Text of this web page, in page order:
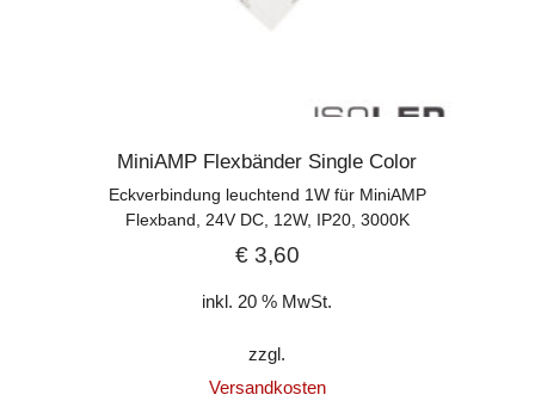
MiniAMP Flexbänder Single Color
Eckverbindung leuchtend 1W für MiniAMP
Flexband, 24V DC, 12W, IP20, 3000K
€3,60
inkl. 20 % MwSt.
zzgl.
Versandkosten